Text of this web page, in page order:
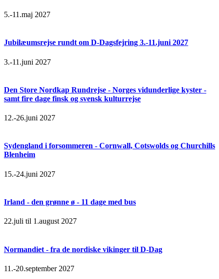
5.-11.maj 2027
Jubilæumsrejse rundt om D-Dagsfejring 3.-11.juni 2027
3.-11.juni 2027
Den Store Nordkap Rundrejse - Norges vidunderlige kyster -
samt fire dage finsk og svensk kulturrejse
12.-26.juni 2027
Sydengland i forsommeren - Cornwall, Cotswolds og Churchills
Blenheim
15.-24.juni 2027
Irland - den grønne ø - 11 dage med bus
22.juli til 1.august 2027
Normandiet - fra de nordiske vikinger til D-Dag
11.-20.september 2027